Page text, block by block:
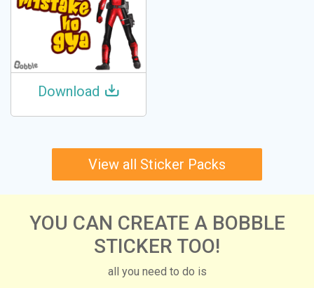
Download
View all Sticker Packs
YOU CAN CREATE A BOBBLE
STICKER TOO!
all you need to do is